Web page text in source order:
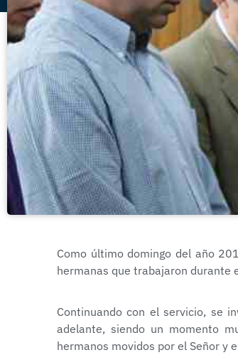
Como último domingo del año
hermanas que trabajaron durante
Continuando con el servicio, se
adelante, siendo un momento
hermanos movidos por el Señor y